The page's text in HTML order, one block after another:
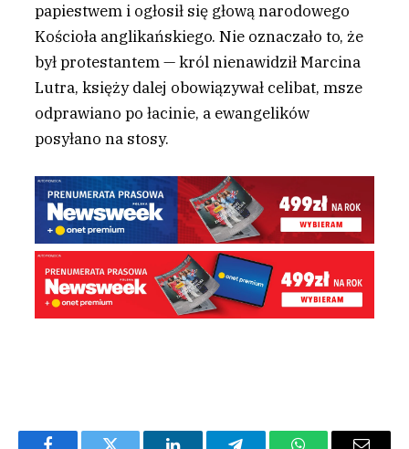
papiestwem i ogłosił się głową narodowego
Kościoła anglikańskiego. Nie oznaczało to, że
był protestantem — król nienawidził Marcina
Lutra, księży dalej obowiązywał celibat, msze
odprawiano po łacinie, a ewangelików
posyłano na stosy.